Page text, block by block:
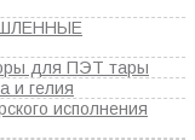
для ПЭТ тары
и гелия
исполнения